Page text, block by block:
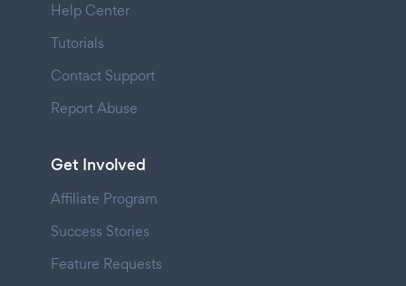
Help Center
Tutorials
Contact Support
Report Abuse
Get Involved
Affiliate Program
Success Stories
Feature Requests